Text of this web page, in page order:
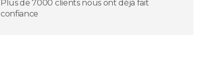
Plus de 7000 clients nous ont déjà fait
confiance